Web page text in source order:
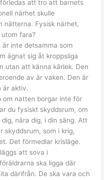
att tro att barnets
närhet skulle
nätterna. Fysisk närhet,
fara?
inte detsamma som
ägnat sig åt kroppsliga
utan att känna kärlek. Den
av är vaken. Den är
är aktiv.
om natten borgar inte för
du fysiskt skyddsrum, om
nära dig, i din säng. Att
skyddsrum, som i krig,
Det förmedlar krisläge.
att sova i
ska ligga där
därifrån. De ska vara och